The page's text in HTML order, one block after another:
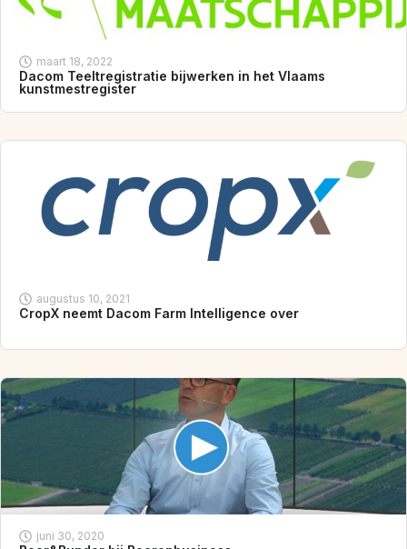
maart 18, 2022
Dacom Teeltregistratie bijwerken in het Vlaams
kunstmestregister
augustus 10, 2021
CropX neemt Dacom Farm Intelligence over
juni 30, 2020